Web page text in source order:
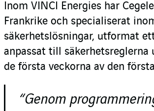
Inom VINCI Energies har
Frankrike och specialiserat
säkerhetslösningar, utformat
anpassat till säkerhetsreglerna
de första veckorna av den
“Genom